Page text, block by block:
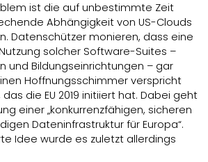
ist die auf unbestimmte Zeit
Abhängigkeit von US-Clouds
Datenschützer monieren, dass eine
solcher Software-Suites –
und Bildungseinrichtungen – gar
Hoffnungsschimmer verspricht
das die EU 2019 initiiert hat. Dabei geht
einer „konkurrenzfähigen, sicheren
Dateninfrastruktur für Europa“.
Idee wurde es zuletzt allerdings